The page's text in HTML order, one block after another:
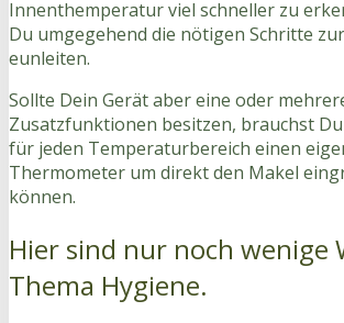
Innenthemperatur viel schneller zu
Du umgegehend die nötigen Schritte
eunleiten.
Sollte Dein Gerät aber eine oder
Zusatzfunktionen besitzen, brauchst
für jeden Temperaturbereich einen
Thermometer um direkt den Makel
können.
Hier sind nur noch wenige
Thema Hygiene.